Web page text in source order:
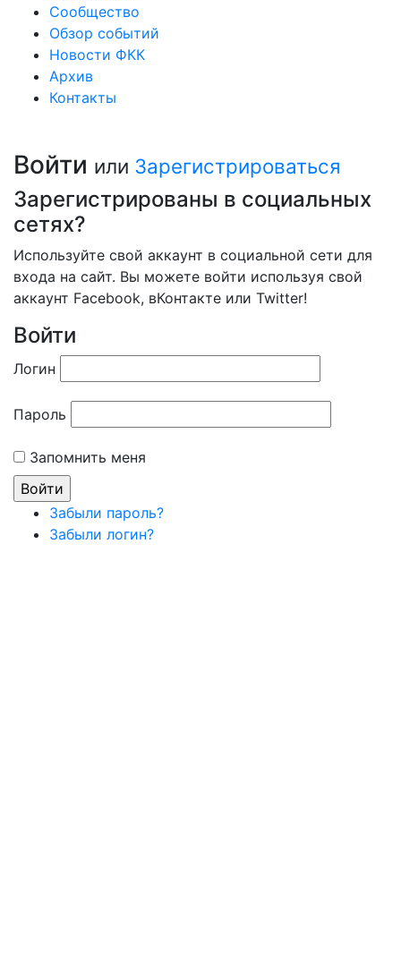
Сообщество
Обзор событий
Новости ФКК
Архив
Контакты
Войти или Зарегистрироваться
Зарегистрированы в социальных
сетях?
Используйте свой аккаунт в социальной сети для
входа на сайт. Вы можете войти используя свой
аккаунт Facebook, вКонтакте или Twitter!
Войти
Логин
Пароль
Запомнить меня
Забыли пароль?
Забыли логин?